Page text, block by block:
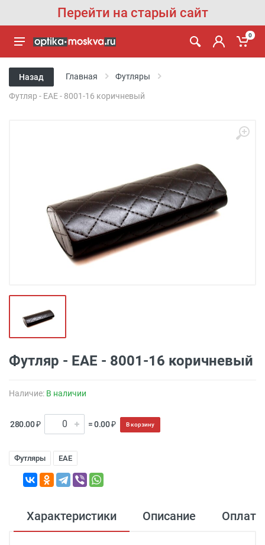
Перейти на старый сайт
0
Назад Главная Футляры
Футляр - EAE - 8001-16 коричневый
Футляр - EAE - 8001-16 коричневый
Наличие: В наличии
280.00 ₽ = 0.00 ₽ В корзину
Футляры EAE
Характеристики Описание Оплата